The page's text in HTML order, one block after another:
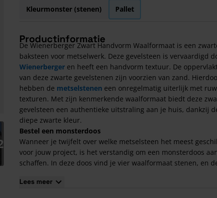
image
Kleurmonster (stenen) Pallet
Productinformatie
De Wienerberger Zwart Handvorm Waalformaat is een
baksteen voor metselwerk. Deze gevelsteen is vervaardigd
Wienerberger en heeft een handvorm textuur. De
van deze zwarte gevelstenen zijn voorzien van zand.
hebben de metselstenen een onregelmatig uiterlijk met
texturen. Met zijn kenmerkende waalformaat biedt deze
gevelsteen een authentieke uitstraling aan je huis, dankzij
diepe zwarte kleur.
Bestel een monsterdoos
Wanneer je twijfelt over welke metselsteen het meest
voor jouw project, is het verstandig om een monsterdoos
schaffen. In deze doos vind je vier waalformaat stenen, en
metselsteen te bestellen, wordt het oorspronkelijke bedrag
Lees meer